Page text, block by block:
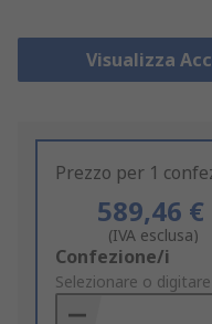
Visualizza
Prezzo per 1
589,46 €
(IVA esclusa)
Add
to
Basket
Confezione/i
Selezionare o